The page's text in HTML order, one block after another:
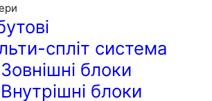
спліт система
Зовнішні блоки
Внутрішні блоки